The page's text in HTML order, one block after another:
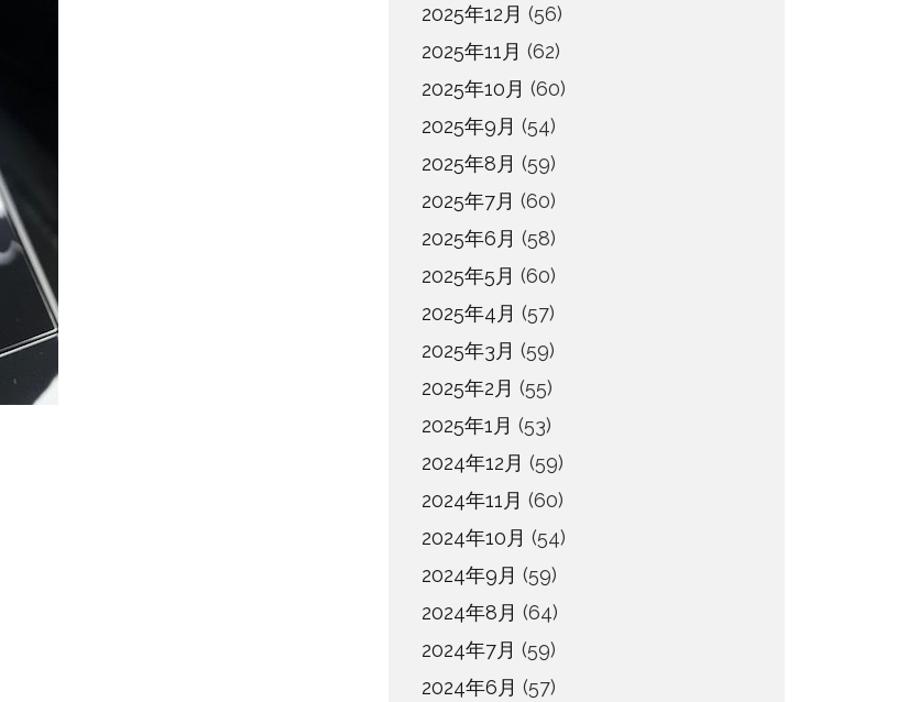
2025年12月 (56)
2025年11月 (62)
2025年10月 (60)
2025年9月 (54)
2025年8月 (59)
2025年7月 (60)
2025年6月 (58)
2025年5月 (60)
2025年4月 (57)
2025年3月 (59)
2025年2月 (55)
2025年1月 (53)
2024年12月 (59)
2024年11月 (60)
2024年10月 (54)
2024年9月 (59)
2024年8月 (64)
2024年7月 (59)
2024年6月 (57)